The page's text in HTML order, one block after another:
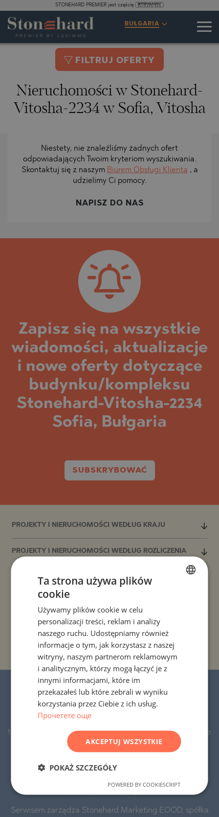
STONEHARD PREMIER jest częścią
BUŁGARIA
FILTRUJ OFERTY
Nieruchomości w Stonehard-
Vitosha-2234 w Sofia, Vitosha
Niestety, nie znaleźliśmy żadnych ofert
odpowiadających Twoim kryteriom wyszukiwania.
Skontaktuj się z naszym Biurem Obsługi Klienta , a
udzielimy Ci pomocy.
NAPISZ DO NAS
Zapisz się na wszystkie
wiadomości, aktualizacje
i nowe oferty dotyczące
budynku/kompleksu
Stonehard-Vitosha-2234
Sofia, Bułgaria
SUBSKRYBOWAĆ
PROJEKTY I NIERUCHOMOŚCI WEDŁUG KRAJU
PROJEKTY I NIERUCHOMOŚCI WEDŁUG ROZLICZENIA
PROJEKTY I NIERUCHOMOŚCI WEDŁUG TYPU
NIERUCHOMOŚCI
PROJEKTY I NIERUCHOMOŚCI WEDŁUG REGIONU
PROJEKTY I NIERUCHOMOŚCI WEDŁUG NAZWY
BUDYNKU/KOMPLEKSU
© 2016-2026 „Stonehard Marketing” Ltd.
Wszelkie prawa zastrzeżone.
STONEHARD™ i logo są zarejestrowanymi znakami
towarowymi. Wszystkie teksty, grafiki i materiały wizualne
na stronie są naszą własnością lub własnością naszych
przez prawo Republiki Bułgarii i UE. Ich używanie przez
osoby trzecie jest zabronione, chyba że uzyskamy naszą
Serwisem zarządza Stonehard Marketing EOOD, spółka
GERMAN
FRENCH
ROMANIAN
Ta strona używa plików
cookie
Używamy plików cookie w celu
personalizacji treści, reklam i analizy
naszego ruchu. Udostępniamy również
informacje o tym, jak korzystasz z naszej
witryny, naszym partnerom reklamowym
i analitycznym, którzy mogą łączyć je z
innymi informacjami, które im
przekazałeś lub które zebrali w wyniku
korzystania przez Ciebie z ich usług.
Прочетете още
AKCEPTUJ WSZYSTKIE
POKAŻ SZCZEGÓŁY
POWERED BY COOKIESCRIPT